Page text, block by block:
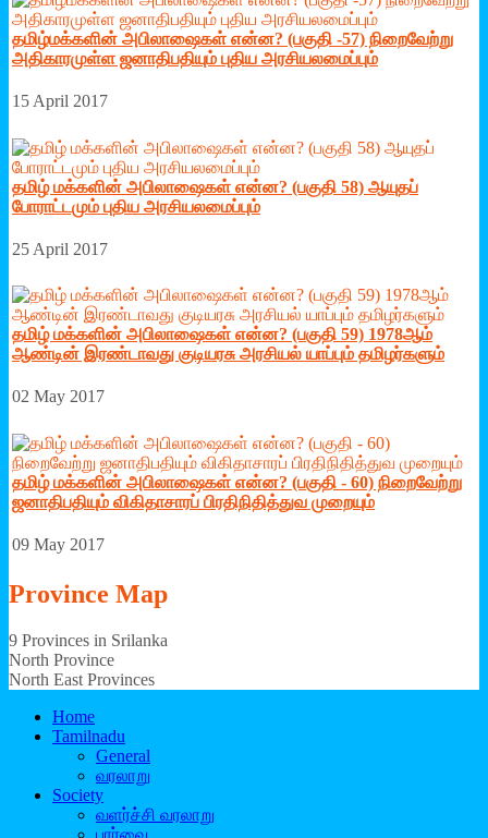
தமிழ்மக்களின் அபிலாஷைகள் என்ன? (பகுதி -57) நிறைவேற்று
அதிகாரமுள்ள ஜனாதிபதியும் புதிய அரசியலமைப்பும்
15 April 2017
தமிழ் மக்களின் அபிலாஷைகள் என்ன? (பகுதி 58) ஆயுதப்
போராட்டமும் புதிய அரசியலமைப்பும்
25 April 2017
தமிழ் மக்களின் அபிலாஷைகள் என்ன? (பகுதி 59) 1978ஆம்
ஆண்டின் இரண்டாவது குடியரசு அரசியல் யாப்பும் தமிழர்களும்
02 May 2017
தமிழ் மக்களின் அபிலாஷைகள் என்ன? (பகுதி - 60) நிறைவேற்று
ஜனாதிபதியும் விகிதாசாரப் பிரதிநிதித்துவ முறையும்
09 May 2017
Province Map
9 Provinces in Srilanka
North Province
North East Provinces
Home
Tamilnadu
General
வரலாறு
Society
வளர்ச்சி வரலாறு
பார்வை